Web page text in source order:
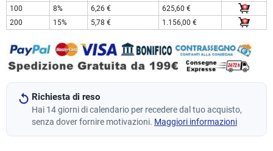
100
8% 6,26 €
625,60 €
200
15% 5,78 € 1.156,00 €
Richiesta di reso
Hai 14 giorni di calendario per recedere dal tuo acquisto,
senza dover fornire motivazioni. Maggiori informazioni